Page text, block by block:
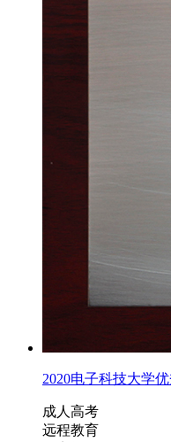
2020电子科技大学
成人高考
远程教育